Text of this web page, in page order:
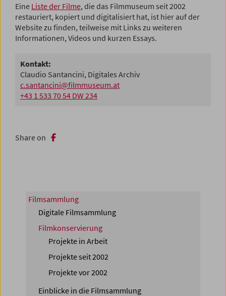
Eine Liste der Filme, die das Filmmuseum seit 2002
restauriert, kopiert und digitalisiert hat, ist hier auf der
Website zu finden, teilweise mit Links zu weiteren
Informationen, Videos und kurzen Essays.
Kontakt:
Claudio Santancini, Digitales Archiv
c.santancini@filmmuseum.at
+43 1 533 70 54 DW 234
Share on
Filmsammlung
Digitale Filmsammlung
Filmkonservierung
Projekte in Arbeit
Projekte seit 2002
Projekte vor 2002
Einblicke in die Filmsammlung